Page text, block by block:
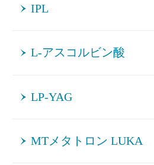
IPL
L-アスコルビン酸
LP-YAG
MTメタトロン LUKA